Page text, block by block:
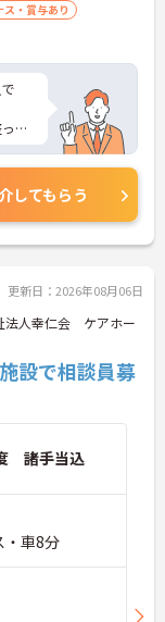
ス・賞与あり
て
詳
してもらう
更新日：2026年08月06日
法人幸仁会 ケアホー
設で相談員募
諸手当込
・車8分